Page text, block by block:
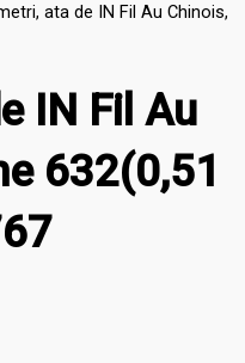
ata de IN Fil Au Chinois,
IN Fil Au
632(0,51